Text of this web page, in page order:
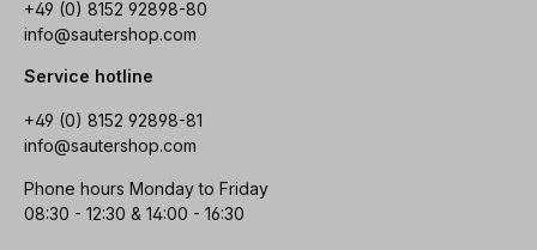
+49 (0) 8152 92898-80
info@sautershop.com
Service hotline
+49 (0) 8152 92898-81
info@sautershop.com
Phone hours Monday to Friday
08:30 - 12:30 & 14:00 - 16:30